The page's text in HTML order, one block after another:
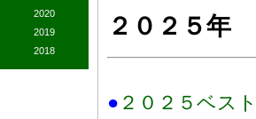
2020
2019
2018
２０２５
● ２０２５ベス